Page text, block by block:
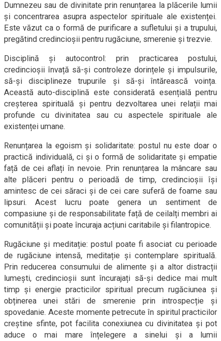
Dumnezeu sau de divinitate prin renunțarea la plăcerile lumii
și concentrarea asupra aspectelor spirituale ale existenței.
Este văzut ca o formă de purificare a sufletului și a trupului,
pregătind credincioșii pentru rugăciune, smerenie și trezvie.
Disciplină și autocontrol: prin practicarea postului,
credincioșii învață să-și controleze dorințele și impulsurile,
să-și disciplineze trupurile și să-și întărească voința.
Această auto-disciplină este considerată esențială pentru
creșterea spirituală și pentru dezvoltarea unei relații mai
profunde cu divinitatea sau cu aspectele spirituale ale
existenței umane.
Renunțarea la egoism și solidaritate: postul nu este doar o
practică individuală, ci și o formă de solidaritate și empatie
față de cei aflați în nevoie. Prin renunțarea la mâncare sau
alte plăceri pentru o perioadă de timp, credincioșii își
amintesc de cei săraci și de cei care suferă de foame sau
lipsuri. Acest lucru poate genera un sentiment de
compasiune și de responsabilitate față de ceilalți membri ai
comunității și poate încuraja acțiuni caritabile și filantropice.
Rugăciune și meditație: postul poate fi asociat cu perioade
de rugăciune intensă, meditație și contemplare spirituală.
Prin reducerea consumului de alimente și a altor distracții
lumești, credincioșii sunt încurajați să-și dedice mai mult
timp și energie practicilor spiritual precum rugăciunea și
obținerea unei stări de smerenie prin introspecție și
spovedanie. Aceste momente petrecute în spiritul practicilor
creștine sfinte, pot facilita conexiunea cu divinitatea și pot
aduce o mai mare înțelegere a sinelui și a lumii